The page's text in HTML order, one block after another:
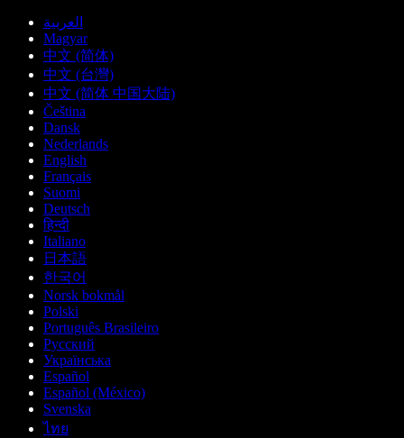
العربية
Magyar
中文 (简体)
中文 (台灣)
中文 (简体 中国大陆)
Čeština
Dansk
Nederlands
English
Français
Suomi
Deutsch
हिन्दी
Italiano
日本語
한국어
Norsk bokmål
Polski
Português Brasileiro
Русский
Українська
Español
Español (México)
Svenska
ไทย